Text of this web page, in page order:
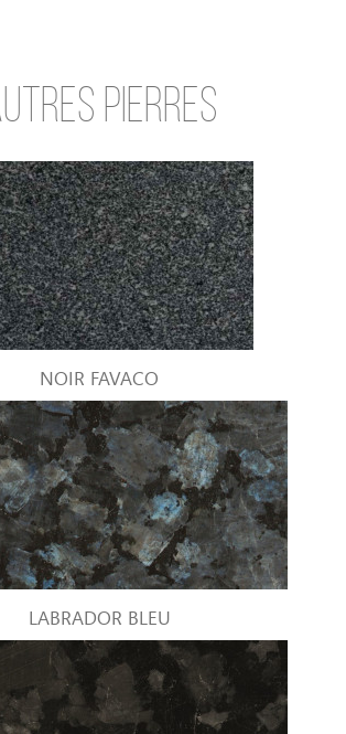
PIERRES
NOIR FAVACO
LABRADOR BLEU